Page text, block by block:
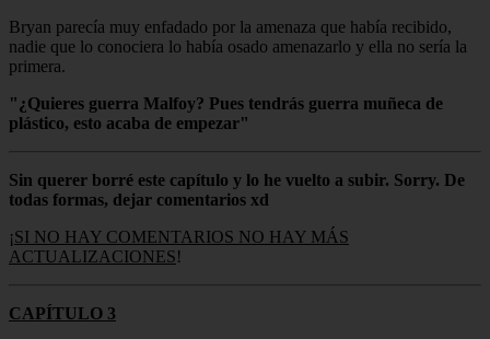
Bryan parecía muy enfadado por la amenaza que había recibido,
nadie que lo conociera lo había osado amenazarlo y ella no sería la
primera.
"¿Quieres guerra Malfoy? Pues tendrás guerra muñeca de
plástico, esto acaba de empezar"
Sin querer borré este capítulo y lo he vuelto a subir. Sorry. De
todas formas, dejar comentarios xd
¡SI NO HAY COMENTARIOS NO HAY MÁS
ACTUALIZACIONES!
CAPÍTULO 3